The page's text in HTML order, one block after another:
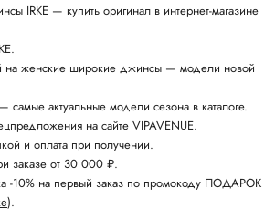
IRKE — купить оригинал в интернет-магазине
на женские широкие джинсы — модели новой
самые актуальные модели сезона в каталоге.
на сайте VIPAVENUE.
и оплата при получении.
заказе от 30 000 ₽.
-10% на первый заказ по промокоду ПОДАРОК
).